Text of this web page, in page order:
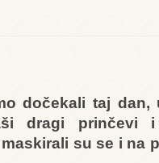
dočekali taj
dragi prinčevi
su se i na